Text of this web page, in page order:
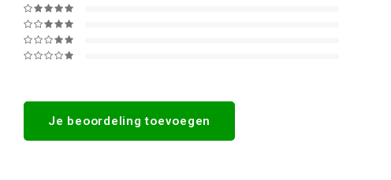
Je beoordeling toevoegen